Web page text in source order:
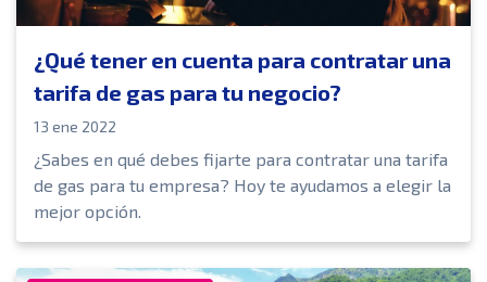
¿Qué tener en cuenta para contratar una
tarifa de gas para tu negocio?
13 ene 2022
¿Sabes en qué debes fijarte para contratar una tarifa
de gas para tu empresa? Hoy te ayudamos a elegir la
mejor opción.